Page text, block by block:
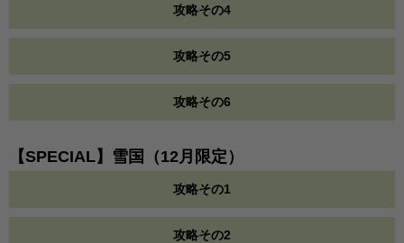
攻略その4
攻略その5
攻略その6
【SPECIAL】雪国（12月限定）
攻略その1
攻略その2